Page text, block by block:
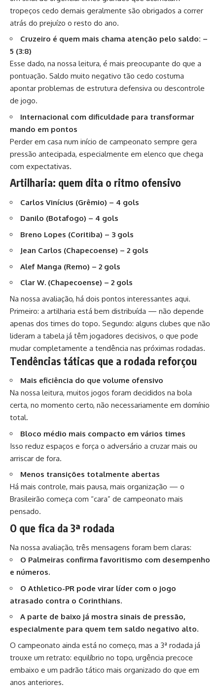
tropeços cedo demais geralmente são obrigados a correr
atrás do prejuízo o resto do ano.
Cruzeiro é quem mais chama atenção pelo saldo: –
5 (3:8)
Esse dado, na nossa leitura, é mais preocupante do que a
pontuação. Saldo muito negativo tão cedo costuma
apontar problemas de estrutura defensiva ou descontrole
de jogo.
Internacional com dificuldade para transformar
mando em pontos
Perder em casa num início de campeonato sempre gera
pressão antecipada, especialmente em elenco que chega
com expectativas.
Artilharia: quem dita o ritmo ofensivo
Carlos Vinícius (Grêmio) – 4 gols
Danilo (Botafogo) – 4 gols
Breno Lopes (Coritiba) – 3 gols
Jean Carlos (Chapecoense) – 2 gols
Alef Manga (Remo) – 2 gols
Clar W. (Chapecoense) – 2 gols
Na nossa avaliação, há dois pontos interessantes aqui.
Primeiro: a artilharia está bem distribuída — não depende
apenas dos times do topo. Segundo: alguns clubes que não
lideram a tabela já têm jogadores decisivos, o que pode
mudar completamente a tendência nas próximas rodadas.
Tendências táticas que a rodada reforçou
Mais eficiência do que volume ofensivo
Na nossa leitura, muitos jogos foram decididos na bola
certa, no momento certo, não necessariamente em domínio
total.
Bloco médio mais compacto em vários times
Isso reduz espaços e força o adversário a cruzar mais ou
arriscar de fora.
Menos transições totalmente abertas
Há mais controle, mais pausa, mais organização — o
Brasileirão começa com “cara” de campeonato mais
pensado.
O que fica da 3ª rodada
Na nossa avaliação, três mensagens foram bem claras:
O Palmeiras confirma favoritismo com desempenho
e números.
O Athletico-PR pode virar líder com o jogo
atrasado contra o Corinthians.
A parte de baixo já mostra sinais de pressão,
especialmente para quem tem saldo negativo alto.
O campeonato ainda está no começo, mas a 3ª rodada já
trouxe um retrato: equilíbrio no topo, urgência precoce
embaixo e um padrão tático mais organizado do que em
anos anteriores.